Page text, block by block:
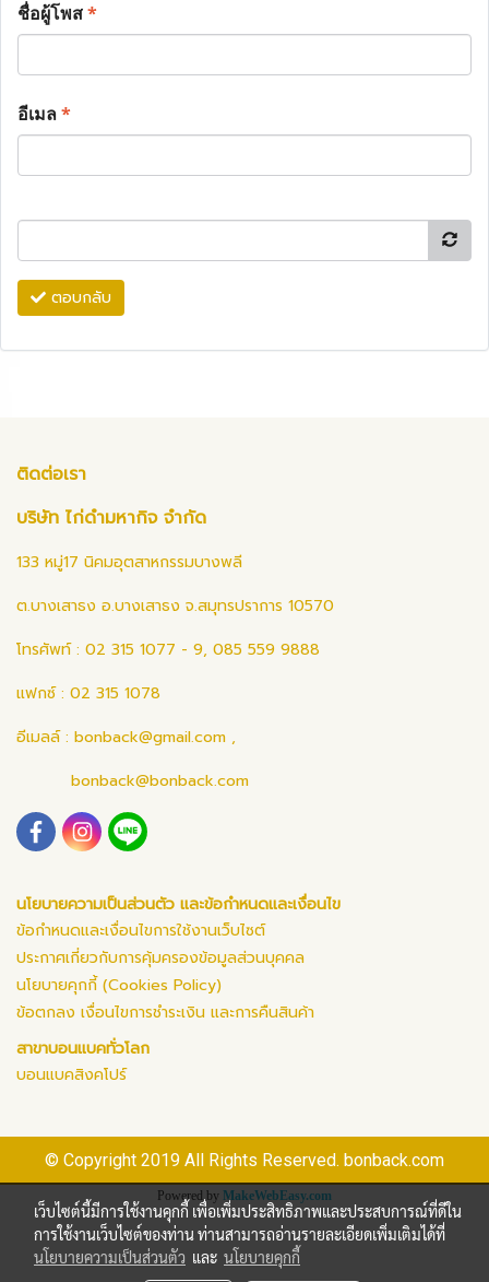
ชื่อผู้โพส*
อีเมล*
ตอบกลับ
ติดต่อเรา
บริษัท ไก่ดำมหากิจ จำกัด
133 หมู่17 นิคมอุตสาหกรรมบางพลี
ต.บางเสาธง อ.บางเสาธง จ.สมุทรปราการ 10570
โทรศัพท์ : 02 315 1077 - 9, 085 559 9888
แฟกซ์ : 02 315 1078
อีเมลล์ : bonback@gmail.com ,
bonback@bonback.com
นโยบายความเป็นส่วนตัว และข้อกำหนดและเงื่อนไข
ข้อกำหนดและเงื่อนไขการใช้งานเว็บไซต์
ประกาศเกี่ยวกับการคุ้มครองข้อมูลส่วนบุคคล
นโยบายคุกกี้ (Cookies Policy)
ข้อตกลง เงื่อนไขการชำระเงิน และการคืนสินค้า
สาขาบอนแบคทั่วโลก
บอนแบคสิงคโปร์
© Copyright 2019 All Rights Reserved. bonback.com
Powered by MakeWebEasy.com
เว็บไซต์นี้มีการใช้งานคุกกี้ เพื่อเพิ่มประสิทธิภาพและประสบการณ์ที่ดีใน
การใช้งานเว็บไซต์ของท่าน ท่านสามารถอ่านรายละเอียดเพิ่มเติมได้ที่
นโยบายความเป็นส่วนตัว และ นโยบายคุกกี้